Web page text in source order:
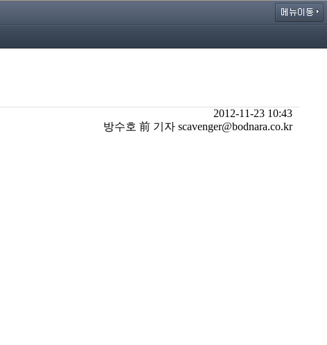
2012-11-23 10:43
방수호 前 기자 scavenger@bodnara.co.kr